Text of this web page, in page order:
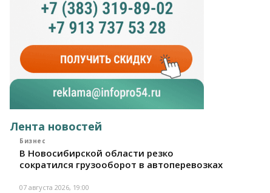
Лента новостей
Бизнес
В Новосибирской области резко
сократился грузооборот в автоперевозках
07 августа 2026, 19:00